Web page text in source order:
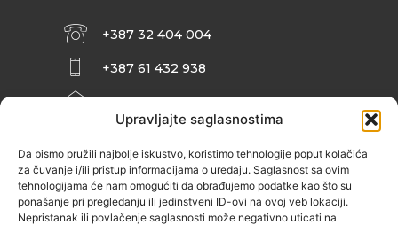
Upravljajte saglasnostima
Da bismo pružili najbolje iskustvo, koristimo tehnologije poput kolačića
za čuvanje i/ili pristup informacijama o uređaju. Saglasnost sa ovim
tehnologijama će nam omogućiti da obrađujemo podatke kao što su
ponašanje pri pregledanju ili jedinstveni ID-ovi na ovoj veb lokaciji.
Nepristanak ili povlačenje saglasnosti može negativno uticati na
+387 32 404 004
+387 61 432 938
INFO@ZENIT.BA
ZENIČANKA, 3. SPRAT), 72000 ZENICA